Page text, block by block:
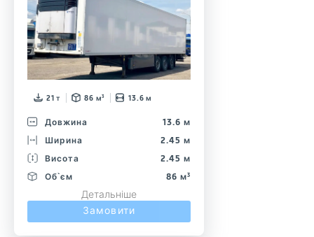
21 т 86 м³ 13.6 м
Довжина
13.6 м
Ширина
2.45 м
Висота
2.45 м
Об`єм
86 м³
Детальніше
Замовити